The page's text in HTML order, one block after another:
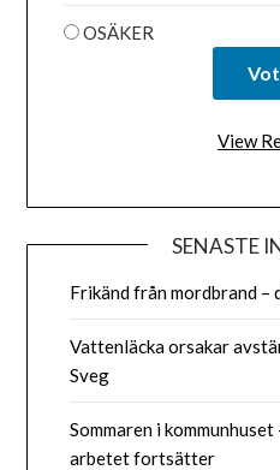
OSÄKER
View
SENASTE
Frikänd från mordbrand –
Vattenläcka orsakar
Sveg
Sommaren i
arbetet fortsätter